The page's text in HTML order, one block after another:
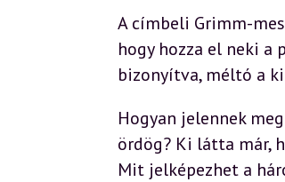
A címbeli Grimm-
hogy hozza el neki a
bizonyítva, méltó a
Hogyan jelennek
ördög? Ki látta már,
Mit jelképezhet a